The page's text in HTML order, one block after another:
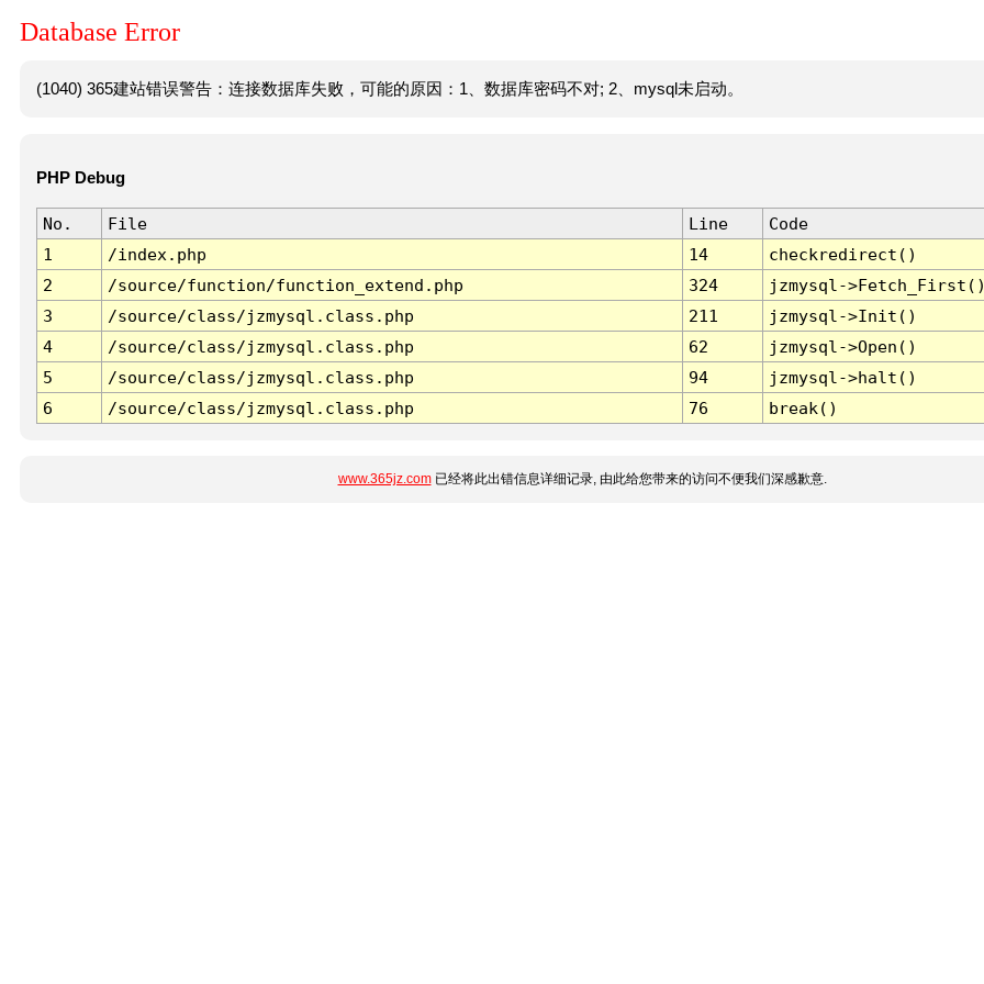
Database Error
(1040) 365建站错误警告：连接数据库失败，可能的原因：1、数据库密码不对; 2、mysql未启动。
PHP Debug
No. File Line
Code
1
/index.php 14
checkredirect()
2
/source/function/function_extend.php 324
jzmysql-
3
/source/class/jzmysql.class.php 211
jzmysql->Init()
4
/source/class/jzmysql.class.php 62
jzmysql->Open()
5
/source/class/jzmysql.class.php 94
jzmysql->halt()
6
/source/class/jzmysql.class.php 76 break()
www.365jz.com已经将此出错信息详细记录, 由此给您带来的访问不便我们深感歉意.